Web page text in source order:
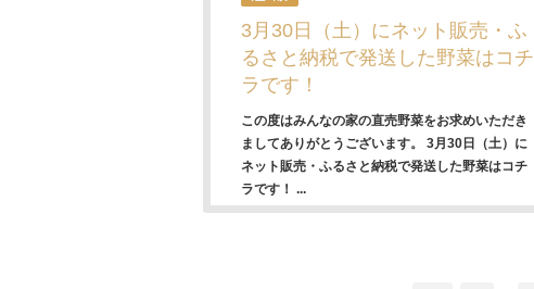
3月30日（土）にネット販売・ふ
るさと納税で発送した野菜はコチ
ラです！
この度はみんなの家の直売野菜をお求めいただき
ましてありがとうございます。 3月30日（土）に
ネット販売・ふるさと納税で発送した野菜はコチ
ラです！ ...